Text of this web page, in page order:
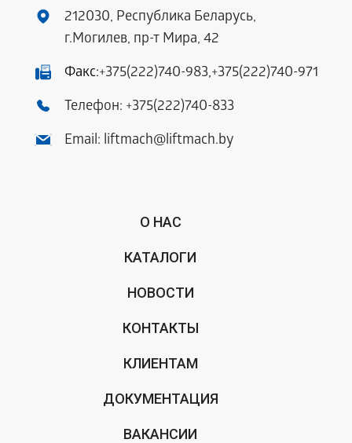
212030, Республика Беларусь,
г.Могилев, пр-т Мира, 42
Факс:+375(222)740-983,+375(222)740-971
Телефон: +375(222)740-833
Email: liftmach@liftmach.by
О НАС
КАТАЛОГИ
НОВОСТИ
КОНТАКТЫ
КЛИЕНТАМ
ДОКУМЕНТАЦИЯ
ВАКАНСИИ